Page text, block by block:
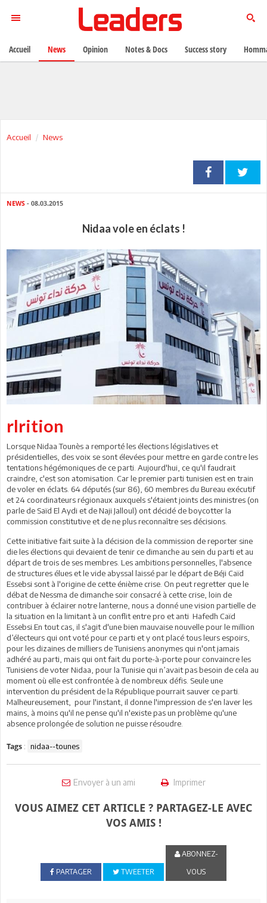
Accueil News
NEWS - 08.03.2015
Nidaa vole en éclats !
rlrition
Lorsque Nidaa Tounès a remporté les élections législatives et
présidentielles, des voix se sont élevées pour mettre en garde contre les
tentations hégémoniques de ce parti. Aujourd'hui, ce qu'il faudrait
craindre, c'est son atomisation. Car le premier parti tunisien est en train
de voler en éclats. 64 députés (sur 86), 60 membres du Bureau exécutif
et 24 coordinateurs régionaux auxquels s'étaient joints des ministres (on
parle de Saïd El Aydi et de Naji Jalloul) ont décidé de boycotter la
commission constitutive et de ne plus reconnaître ses décisions.
Cette initiative fait suite à la décision de la commission de reporter sine
die les élections qui devaient de tenir ce dimanche au sein du parti et au
départ de trois de ses membres. Les ambitions personnelles, l'absence
de structures élues et le vide abyssal laissé par le départ de Béji Caïd
Essebsi sont à l'origine de cette énième crise. On peut regretter que le
débat de Nessma de dimanche soir consacré à cette crise, loin de
contribuer à éclairer notre lanterne, nous a donné une vision partielle de
la situation en la limitant à un conflit entre pro et anti Hafedh Caïd
Essebsi.En tout cas, il s'agit d'une bien mauvaise nouvelle pour le million
d’électeurs qui ont voté pour ce parti et y ont placé tous leurs espoirs,
pour les dizaines de milliers de Tunisiens anonymes qui n'ont jamais
adhéré au parti, mais qui ont fait du porte-à-porte pour convaincre les
Tunisiens de voter Nidaa, pour la Tunisie qui n’avait pas besoin de cela au
moment où elle est confrontée à de nombreux défis. Seule une
intervention du président de la République pourrait sauver ce parti.
Malheureusement, pour l'instant, il donne l'impression de s'en laver les
mains, à moins qu'il ne pense qu'il n'existe pas un problème qu'une
absence prolongée de solution ne puisse résoudre.
Tags : nidaa--tounes
Envoyer à un ami Imprimer
VOUS AIMEZ CET ARTICLE ? PARTAGEZ-LE AVEC
VOS AMIS !
PARTAGER TWEETER
ABONNEZ-
VOUS
Accueil News Opinion Notes & Docs Success story